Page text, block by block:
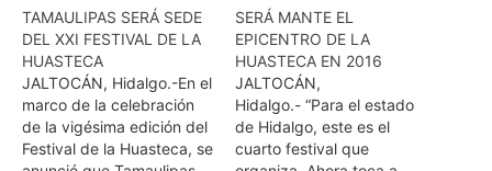
TAMAULIPAS SERÁ SEDE
DEL XXI FESTIVAL DE LA
HUASTECA
JALTOCÁN, Hidalgo.-En el
marco de la celebración
de la vigésima edición del
Festival de la Huasteca, se
SERÁ MANTE EL
EPICENTRO DE LA
HUASTECA EN 2016
JALTOCÁN,
Hidalgo.- “Para el estado
de Hidalgo, este es el
cuarto festival que